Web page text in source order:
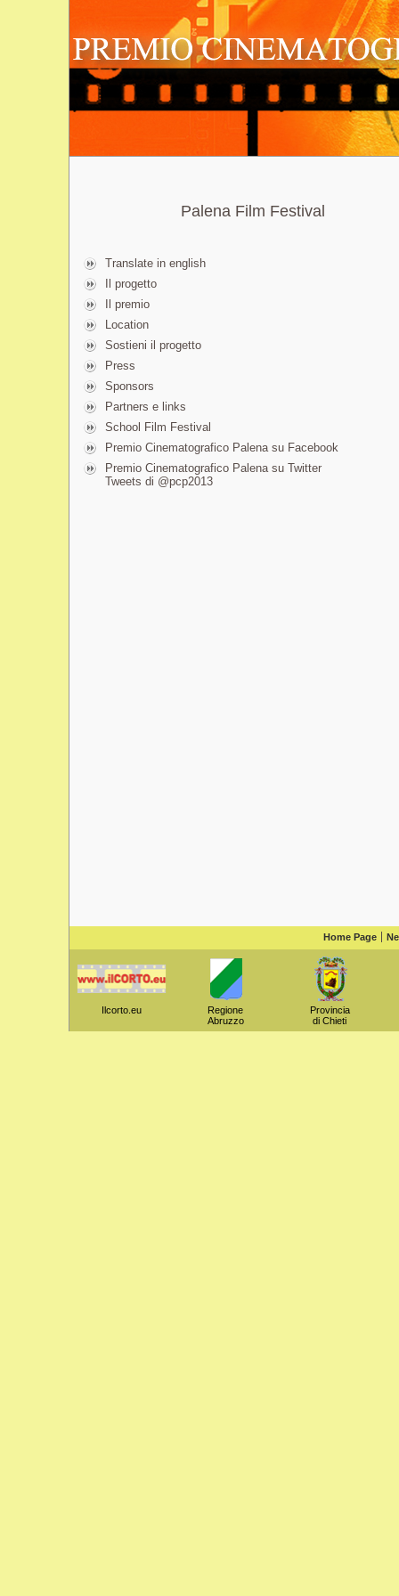
Palena Film Festival
Translate in english
Il progetto
Il premio
Location
Sostieni il progetto
Press
Sponsors
Partners e links
School Film Festival
Premio Cinematografico Palena su Facebook
Premio Cinematografico Palena su Twitter
Tweets di @pcp2013
Home Page
Ilcorto.eu
Regione
Abruzzo
Provincia
di Chieti